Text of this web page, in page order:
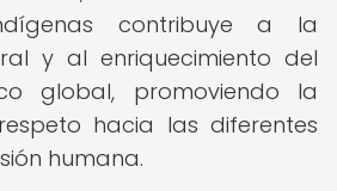
contribuye a la
y al enriquecimiento del
global, promoviendo la
hacia las diferentes
humana.